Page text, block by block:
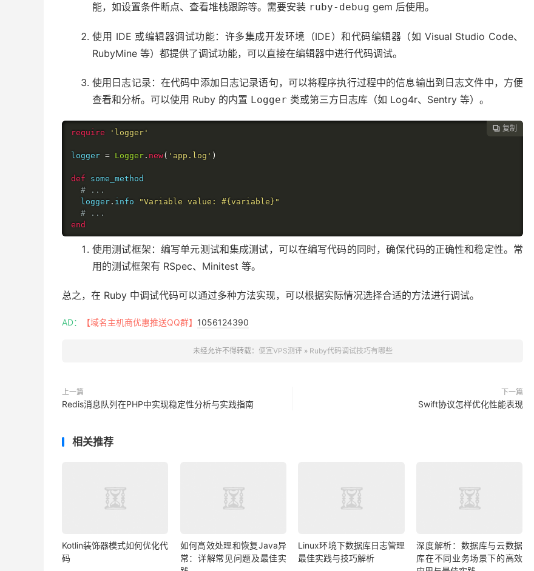
能，如设置条件断点、查看堆栈跟踪等。需要安装 ruby-debug gem 后使用。
使用 IDE 或编辑器调试功能：许多集成开发环境（IDE）和代码编辑器（如 Visual Studio Code、
RubyMine 等）都提供了调试功能，可以直接在编辑器中进行代码调试。
使用日志记录：在代码中添加日志记录语句，可以将程序执行过程中的信息输出到日志文件中，方便
查看和分析。可以使用 Ruby 的内置 Logger 类或第三方日志库（如 Log4r、Sentry 等）。
 复制
require 'logger'
logger = Logger . new( 'app.log' )
def some_method
# ...
  logger
. info
"Variable value: #{variable}"
# ...
end
使用测试框架：编写单元测试和集成测试，可以在编写代码的同时，确保代码的正确性和稳定性。常
用的测试框架有 RSpec、Minitest 等。
总之，在 Ruby 中调试代码可以通过多种方法实现，可以根据实际情况选择合适的方法进行调试。
AD： 【域名主机商优惠推送QQ群】 1056124390
未经允许不得转载： 便宜VPS测评» Ruby代码调试技巧有哪些
上一篇
Redis消息队列在PHP中实现稳定性分析与实践指南
下一篇
Swift协议怎样优化性能表现
相关推荐
Kotlin装饰器模式如何优化代
码
如何高效处理和恢复Java异
常：详解常见问题及最佳实
Linux环境下数据库日志管理
最佳实践与技巧解析
深度解析：数据库与云数据
库在不同业务场景下的高效